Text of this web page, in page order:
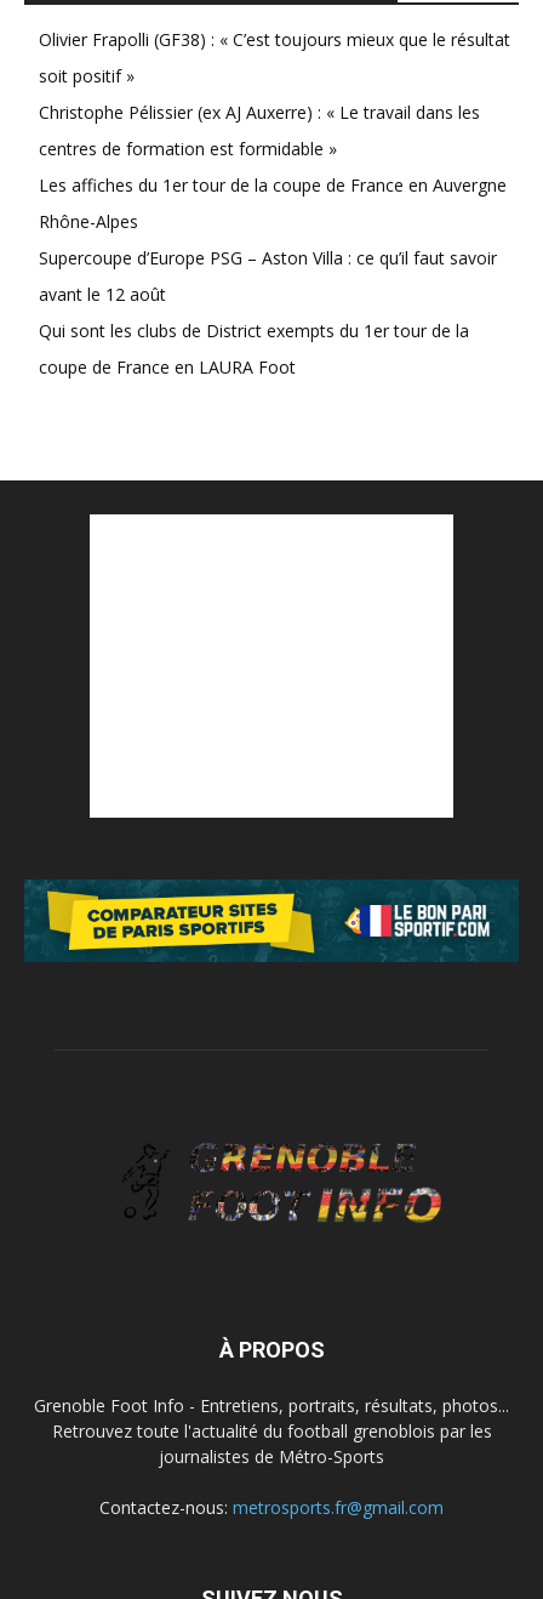
Olivier Frapolli (GF38) : « C’est toujours mieux que le résultat
soit positif »
Christophe Pélissier (ex AJ Auxerre) : « Le travail dans les
centres de formation est formidable »
Les affiches du 1er tour de la coupe de France en Auvergne
Rhône-Alpes
Supercoupe d’Europe PSG – Aston Villa : ce qu’il faut savoir
avant le 12 août
Qui sont les clubs de District exempts du 1er tour de la
coupe de France en LAURA Foot
À PROPOS
Grenoble Foot Info - Entretiens, portraits, résultats, photos...
Retrouvez toute l'actualité du football grenoblois par les
journalistes de Métro-Sports
Contactez-nous: metrosports.fr@gmail.com